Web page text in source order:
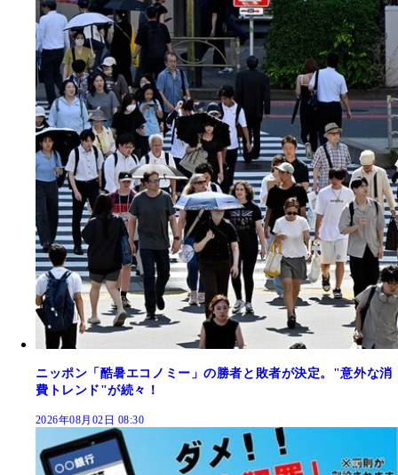
ニッポン「酷暑エコノミー」の勝者と敗者が決定。"意外な消
費トレンド"が続々！
2026年08月02日 08:30